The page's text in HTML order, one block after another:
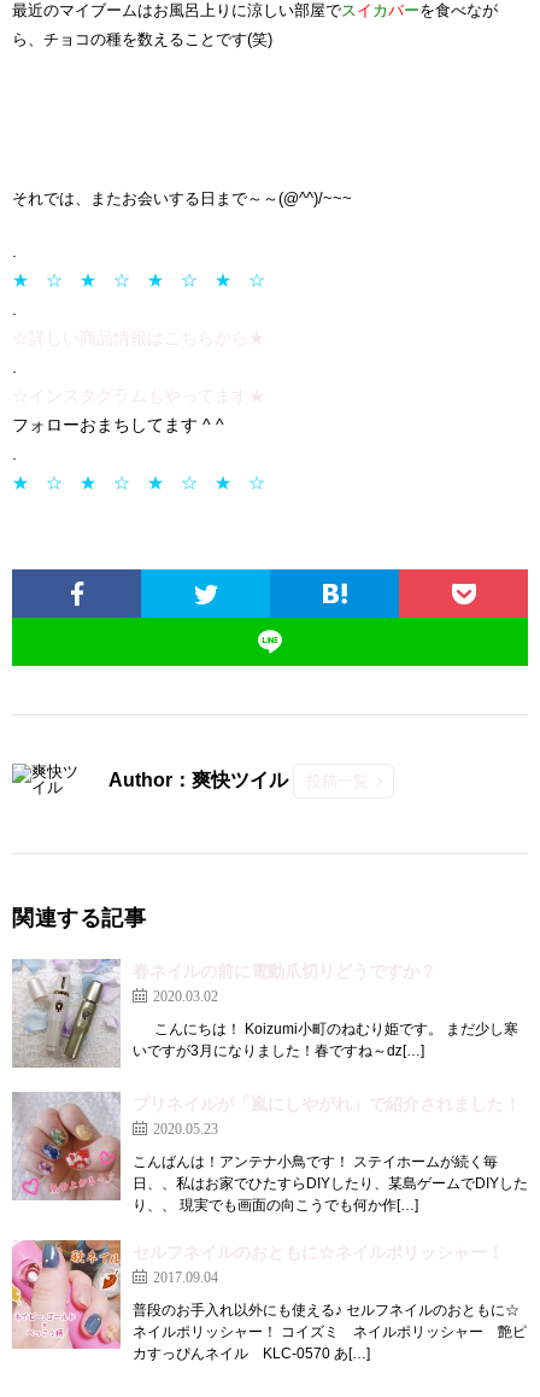
最近のマイブームはお風呂上りに涼しい部屋でスイ カバーを食べなが
ら、チョコの種を数えることです(笑)
それでは、またお会いする日まで～～(@^^)/~~~
★ ☆ ★ ☆ ★ ☆ ★ ☆
フォローおまちしてます ^ ^
★ ☆ ★ ☆ ★ ☆ ★ ☆
Author：爽快ツイル
関連する記事
2020.03.02
こんにちは！ Koizumi小町のねむり姫です。 まだ少し寒
いですが3月になりました！春ですね～ǳ[…]
2020.05.23
こんばんは！アンテナ小鳥です！ ステイホームが続く毎
日、、私はお家でひたすらDIYしたり、某島ゲームでDIYした
り、、 現実でも画面の向こうでも何か作[…]
2017.09.04
普段のお手入れ以外にも使える♪ セルフネイルのおともに☆
ネイルポリッシャー！ コイズミ ネイルポリッシャー 艶ピ
カすっぴんネイル KLC-0570 あ[…]